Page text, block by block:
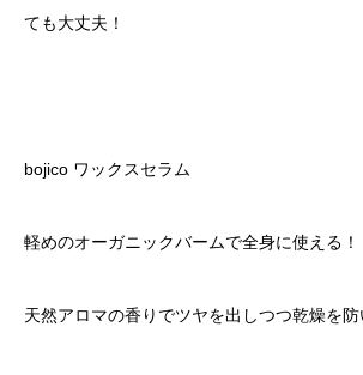
ても大丈夫！
bojico ワックスセラム
軽めのオーガニックバームで全身に使える！
天然アロマの香りでツヤを出しつつ乾燥を防